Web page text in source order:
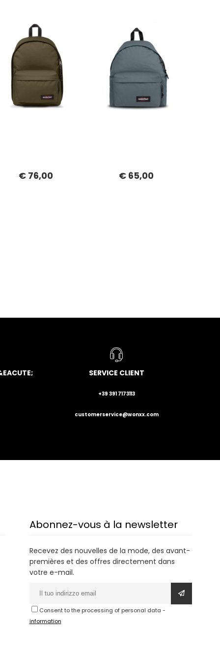
€ 76,00 € 65,00
SERVICE CLIENT
+39 391 7173113
customerservice@wonxx.com
Abonnez-vous à la newsletter
Recevez des nouvelles de la mode, des avant-
premières et des offres directement dans
votre e-mail.
Consent to the processing of personal data -
information